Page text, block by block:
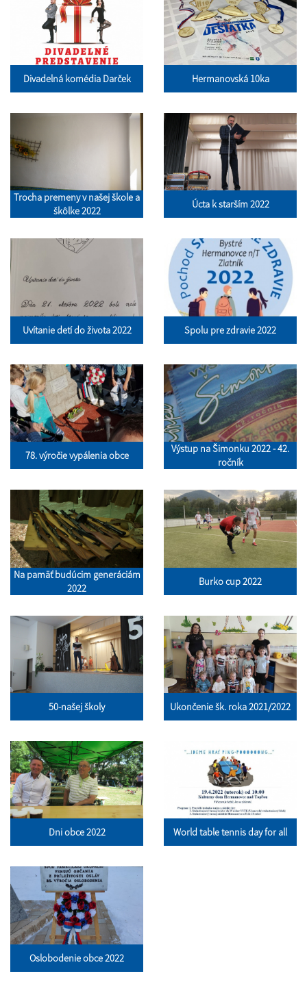
Divadelná komédia Darček Hermanovská 10ka
Trocha premeny v našej škole a
škôlke 2022
Úcta k starším 2022
Uvítanie detí do života 2022 Spolu pre zdravie 2022
78. výročie vypálenia obce
Výstup na Šimonku 2022 - 42.
ročník
Na pamäť budúcim generáciám
2022
Burko cup 2022
50-našej školy Ukončenie šk. roka 2021/2022
Dni obce 2022 World table tennis day for all
Oslobodenie obce 2022